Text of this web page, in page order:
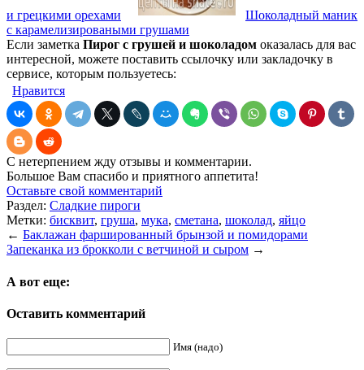
и грецкими орехами
Шоколадный маник
с карамелизироваными грушами
Если заметка Пирог с грушей и шоколадом оказалась для вас
интересной, можете поставить ссылочку или закладочку в
сервисе, которым пользуетесь:
Нравится
С нетерпением жду отзывы и комментарии.
Большое Вам спасибо и приятного аппетита!
Оставьте свой комментарий
Раздел: Сладкие пироги
Метки: бисквит, груша, мука, сметана, шоколад, яйцо
← Баклажан фаршированный брынзой и помидорами
Запеканка из брокколи с ветчиной и сыром →
А вот еще:
Оставить комментарий
Имя (надо)